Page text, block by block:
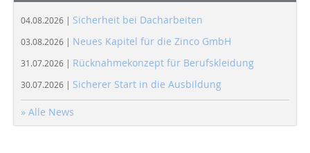
04.08.2026 | Sicherheit bei Dacharbeiten
03.08.2026 | Neues Kapitel für die Zinco GmbH
31.07.2026 | Rücknahmekonzept für Berufskleidung
30.07.2026 | Sicherer Start in die Ausbildung
» Alle News